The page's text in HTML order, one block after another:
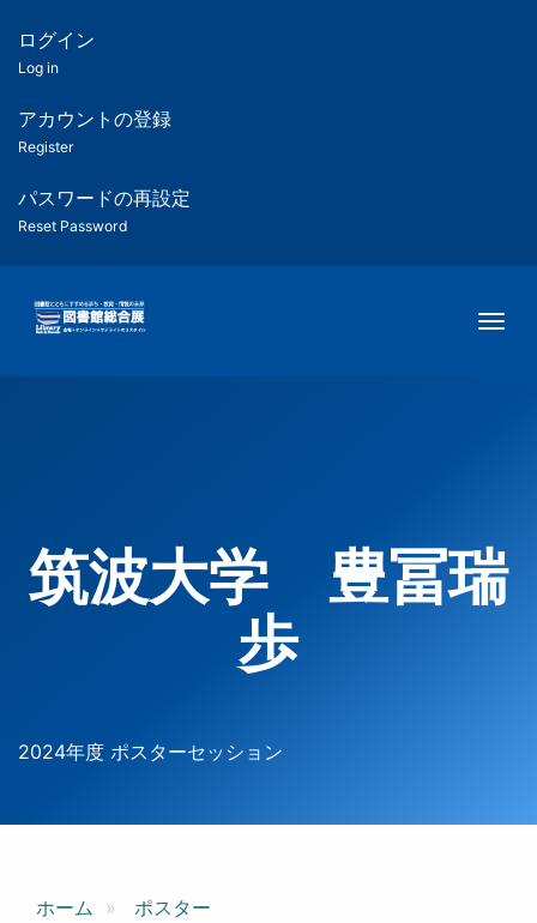
ツ
匿
名
ユ
ー
ー
用
メ
ログイン
Log in
アカウントの登録
Register
パスワードの再設定
Reset Password
筑波大学 豊冨瑞
歩
2024年度 ポスターセッション
ホーム ポスター